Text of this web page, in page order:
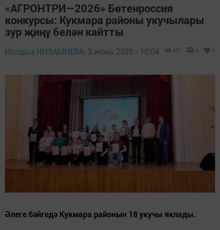
«АГРОНТРИ—2026» Бөтенроссия
конкурсы: Кукмара районы укучылары
зур җиңү белән кайтты
Йолдыз НИЗАМИЕВА, 3 июнь 2026 - 10:04 427 0 0
Әлеге бәйгедә Кукмара районын 18 укучы яклады.